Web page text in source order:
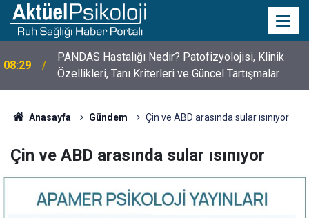
10:30
10 Mayıs Psikologlar Günü Nasıl Ortaya Çıktı? 10
Mayıs Tarihinin Hikayesi
Anasayfa Gündem Çin ve ABD arasında sular ısınıyor
Çin ve ABD arasında sular ısınıyor